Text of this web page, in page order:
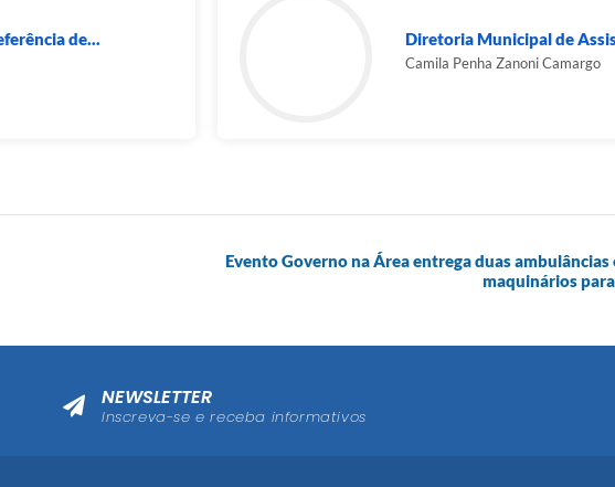
de... Diretoria Municipal de
Camila Penha Zanoni Camargo
Evento Governo na Área entrega duas ambulâncias
maquinários
NEWSLETTER
Inscreva-se e receba informativos